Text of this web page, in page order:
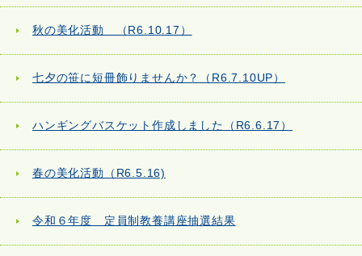
秋の美化活動 （R6.10.17）
七夕の笹に短冊飾りませんか？（R6.7.10UP）
ハンギングバスケット作成しました（R6.6.17）
春の美化活動（R6.5.16)
令和６年度 定員制教養講座抽選結果